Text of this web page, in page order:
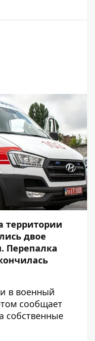
территории
двое
Перепалка
в военный
сообщает
собственные